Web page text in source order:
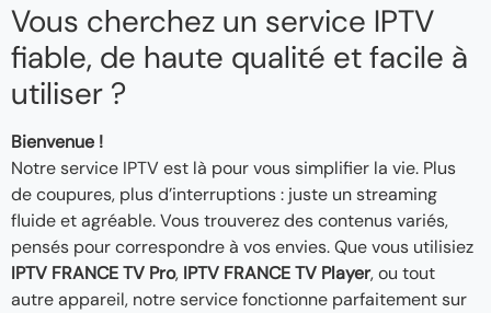
Vous cherchez un service IPTV
fiable, de haute qualité et facile à
utiliser ?
Bienvenue !
Notre service IPTV est là pour vous simplifier la vie. Plus
de coupures, plus d’interruptions : juste un streaming
fluide et agréable. Vous trouverez des contenus variés,
pensés pour correspondre à vos envies. Que vous utilisiez
IPTV FRANCE TV Pro, IPTV FRANCE TV Player, ou tout
autre appareil, notre service fonctionne parfaitement sur